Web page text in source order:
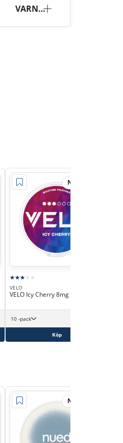
VARNI
Nytt pris
VELO
VELO Icy Cherry 8mg
10 -pack
Köp
Nytt pris